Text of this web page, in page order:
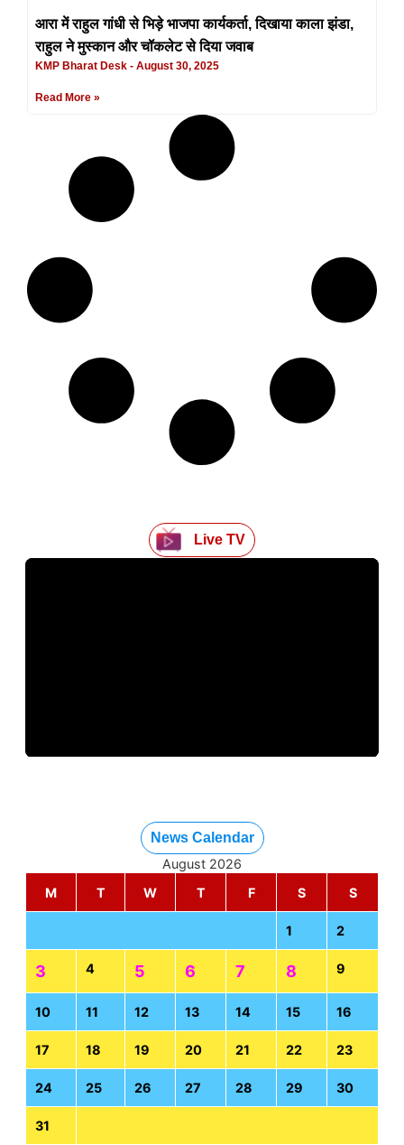
आरा में राहुल गांधी से भिड़े भाजपा कार्यकर्ता, दिखाया काला झंडा,
राहुल ने मुस्कान और चॉकलेट से दिया जवाब
KMP Bharat Desk August 30, 2025
Read More »
Live TV
News Calendar
August 2026
M
T W T F S S
1 2
3 4 5 6 7 8 9
10 11 12 13 14 15 16
17 18 19 20 21 22 23
24 25 26 27 28 29 30
31